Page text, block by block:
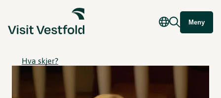
Meny
Hva skjer?